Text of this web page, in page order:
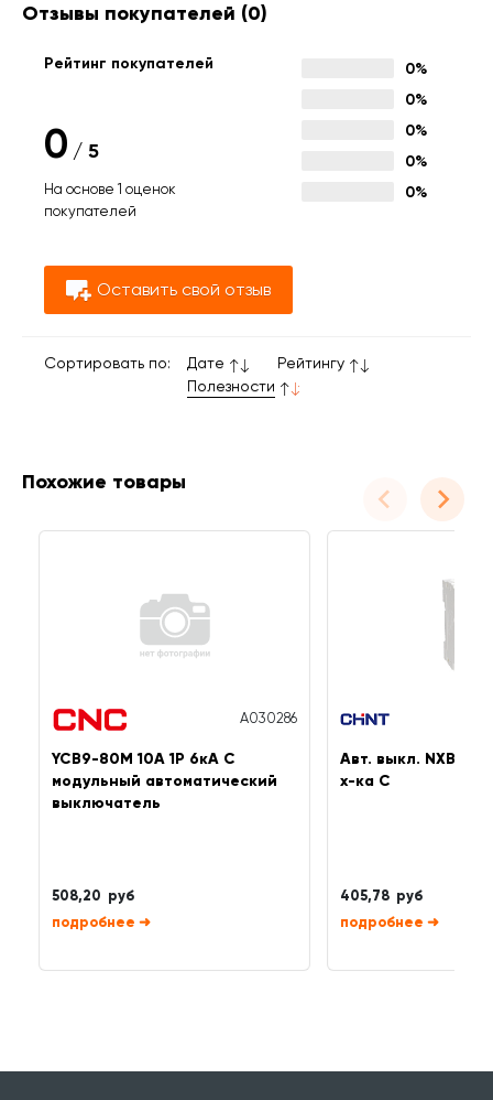
Отзывы покупателей (0)
Рейтинг покупателей
0 / 5
На основе 1 оценок
покупателей
0%
0%
0%
0%
0%
Оставить свой отзыв
Сортировать по: Дате
Рейтингу
Полезности
Похожие товары
A030286
YCB9-80M 10А 1P 6кА C
модульный автоматический
выключатель
508,20 руб
➜
Авт. выкл. NXB-63
х-ка C
405,78 руб
➜